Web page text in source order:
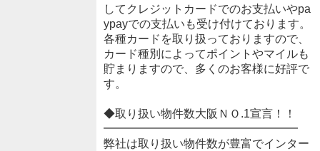
してクレジットカードでのお支払いやpa
ypayでの支払いも受け付けております。
各種カードを取り扱っておりますので、
カード種別によってポイントやマイルも
貯まりますので、多くのお客様に好評で
す。
◆取り扱い物件数大阪ＮＯ.1宣言！！
━━━━━━━━━━━━━━━━━
弊社は取り扱い物件数が豊富でインター